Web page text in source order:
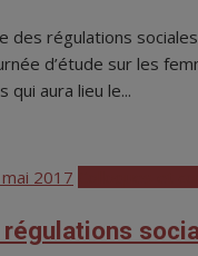
des régulations
d’étude sur les
qui aura lieu le...
2017